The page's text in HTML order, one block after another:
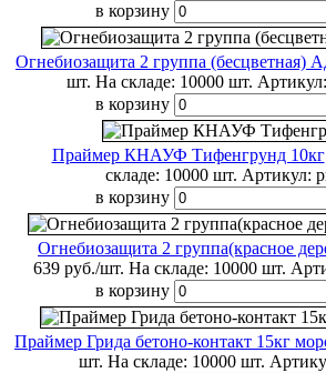
в корзину
Огнебиозащита 2 группа (бесцветная)
шт. На складе: 10000 шт. Артикул:
в корзину
Праймер КНАУФ Тифенгрунд 10кг
складе: 10000 шт. Артикул:
в корзину
Огнебиозащита 2 группа(красное
639 руб./шт. На складе: 10000 шт.
в корзину
Праймер Грида бетоно-контакт 15кг
шт. На складе: 10000 шт.